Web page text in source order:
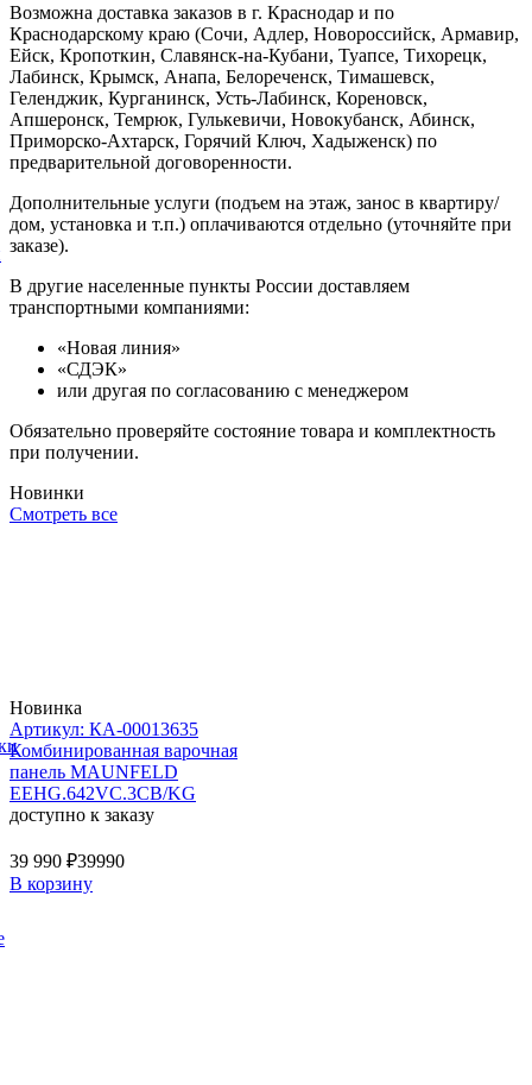
Возможна доставка заказов в г. Краснодар и по
Краснодарскому краю (Сочи, Адлер, Новороссийск, Армавир,
Ейск, Кропоткин, Славянск-на-Кубани, Туапсе, Тихорецк,
Лабинск, Крымск, Анапа, Белореченск, Тимашевск,
Геленджик, Курганинск, Усть-Лабинск, Кореновск,
Апшеронск, Темрюк, Гулькевичи, Новокубанск, Абинск,
Приморско-Ахтарск, Горячий Ключ, Хадыженск) по
предварительной договоренности.
Дополнительные услуги (подъем на этаж, занос в квартиру/
дом, установка и т.п.) оплачиваются отдельно (уточняйте при
заказе).
В другие населенные пункты России доставляем
транспортными компаниями:
«Новая линия»
«СДЭК»
или другая по согласованию с менеджером
Обязательно проверяйте состояние товара и комплектность
при получении.
Новинки
Смотреть все
Новинка
Артикул: КА-00013635
Комбинированная варочная
панель MAUNFELD
EEHG.642VC.3CB/KG
доступно к заказу
39 990 ₽39990
В корзину